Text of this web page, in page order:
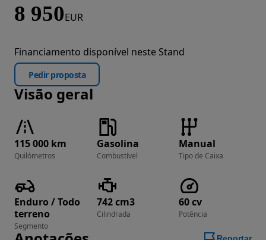
8 950EUR
Financiamento disponível neste Stand
Pedir proposta
Visão geral
115 000 km
Quilómetros
Gasolina
Combustível
Manual
Tipo de Caixa
Enduro / Todo
terreno
Segmento
742 cm3
Cilindrada
60 cv
Potência